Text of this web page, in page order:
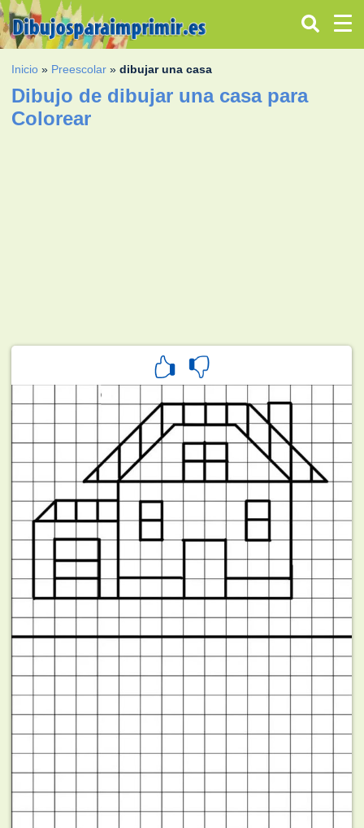
Inicio » Preescolar »dibujar una casa
Dibujo de dibujar una casa para
Colorear